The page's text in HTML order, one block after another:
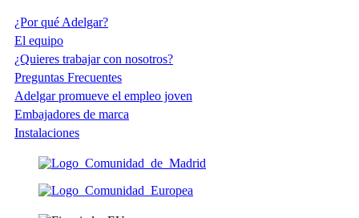
¿Por qué Adelgar?
El equipo
¿Quieres trabajar con nosotros?
Preguntas Frecuentes
Adelgar promueve el empleo joven
Embajadores de marca
Instalaciones